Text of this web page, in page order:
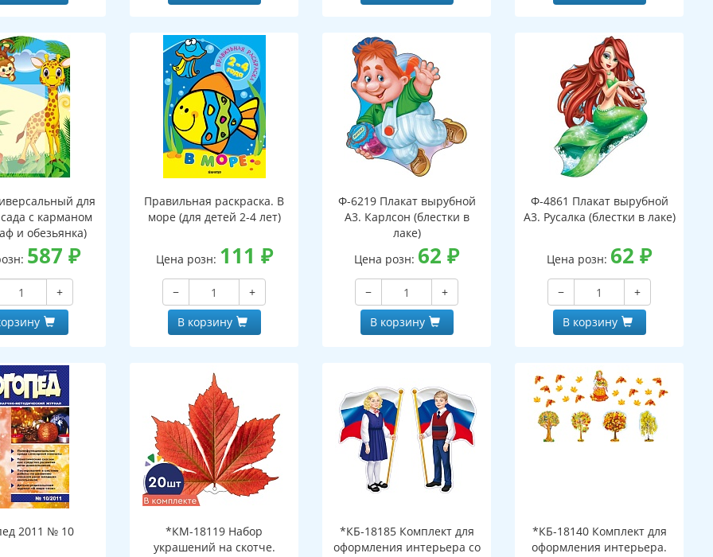
для
сада с карманом
и обезьянка)
587 ₽
+
Правильная раскраска. В
море (для детей 2-4 лет)
Цена розн: 111 ₽
−
+
В корзину
Ф-6219 Плакат вырубной
А3. Карлсон (блестки в
лаке)
Цена розн: 62₽
−
+
В корзину
Ф-4861 Плакат вырубной
А3. Русалка (блестки в лаке)
Цена розн: 62₽
−
+
В корзину
2011 № 10
*КМ-18119 Набор
украшений на скотче.
*КБ-18185 Комплект для
оформления интерьера со
*КБ-18140 Комплект для
оформления интерьера.